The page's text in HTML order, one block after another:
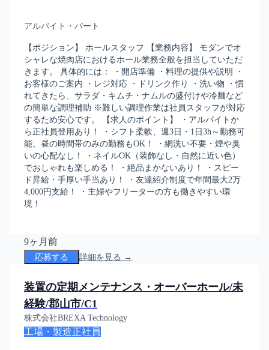
アルバイト・パート
【ポジション】 ホールスタッフ 【業務内容】 モダンでオ
シャレな焼肉店におけるホール業務全般を担当していただ
きます。 具体的には： ・開店準備 ・料理の提供や説明 ・
お客様のご案内 ・レジ対応 ・ドリンク作り ・洗い物 ・慣
れてきたら、サラダ・キムチ・ナムルの盛付けや冷麺など
の簡単な調理補助 ※難しい調理作業は社員スタッフが対応
するため安心です。 【求人のポイント】 ・アルバイトか
ら正社員登用あり！ ・シフト柔軟、週3日・1日3h～勤務可
能、昼の時間帯のみの勤務もOK！ ・網洗い不要・煙や臭
いの心配なし！ ・ネイルOK（装飾なし・自然に近い色）
でおしゃれも楽しめる！ ・絶品まかないあり！ ・スピー
ド昇給・手厚い手当あり！ ・友達紹介制度で年間最大2万
4,000円支給！ ・主婦やフリーターの方も働きやすい環
境！
9ヶ月前
応募する 詳細を見る →
装置の定期メンテナンス・オーバーホール/未
経験/郡山市/C1
株式会社BREXA Technology
工場・製造正社員